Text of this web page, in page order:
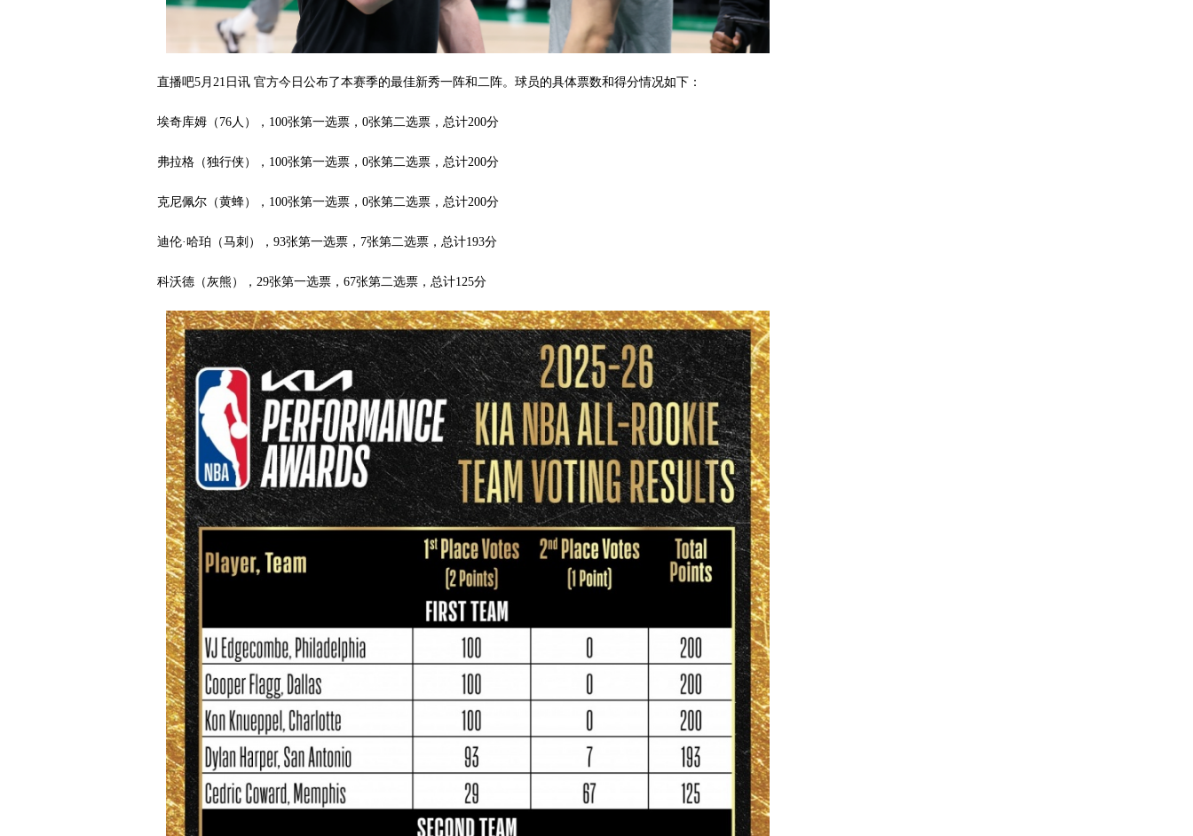
直播吧5月21日讯 官方今日公布了本赛季的最佳新秀一阵和二阵。球员的具体票数和得分情况如下：
埃奇库姆（76人），100张第一选票，0张第二选票，总计200分
弗拉格（独行侠），100张第一选票，0张第二选票，总计200分
克尼佩尔（黄蜂），100张第一选票，0张第二选票，总计200分
迪伦·哈珀（马刺），93张第一选票，7张第二选票，总计193分
科沃德（灰熊），29张第一选票，67张第二选票，总计125分